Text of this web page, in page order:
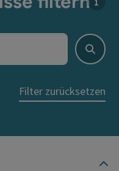
Suchen
Filter zurücksetzen